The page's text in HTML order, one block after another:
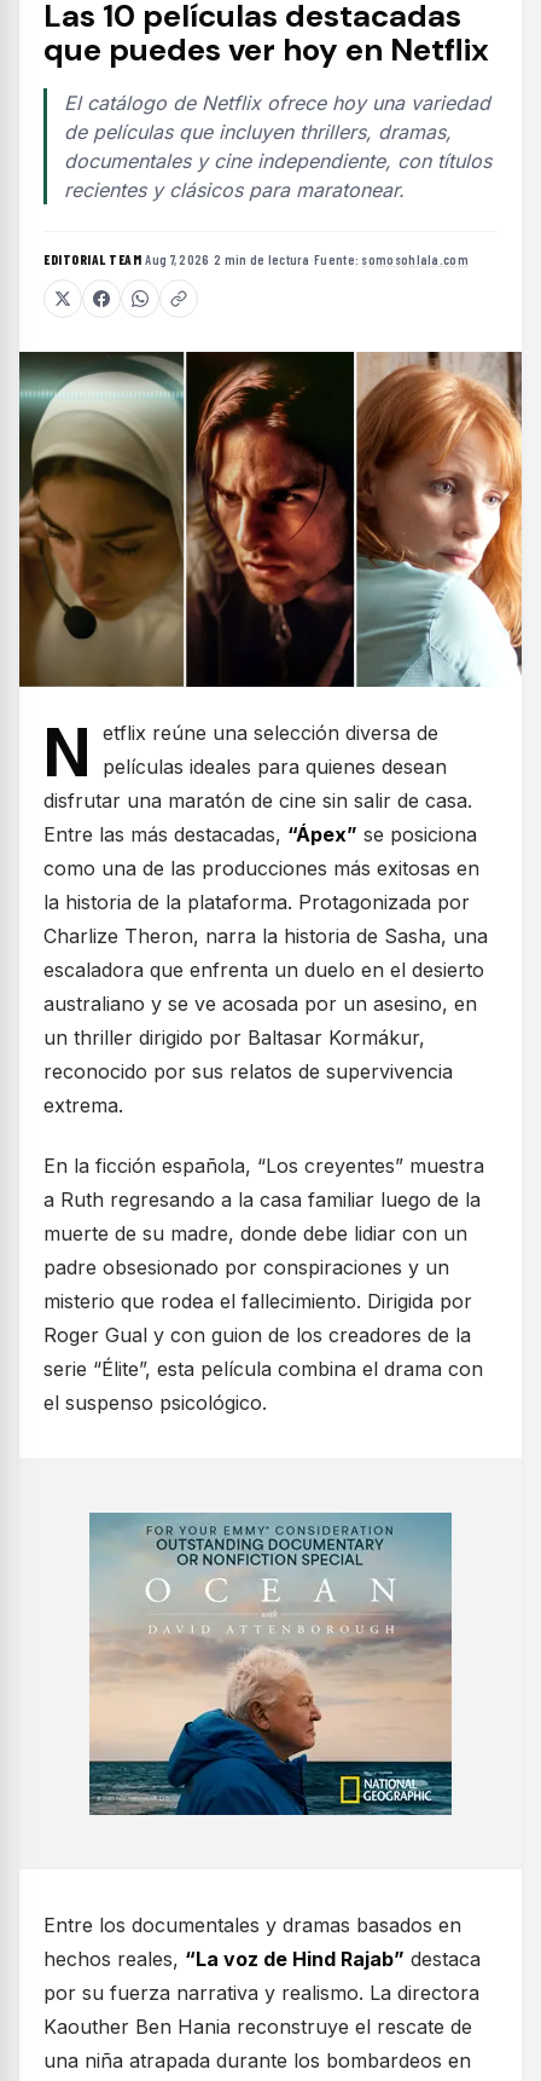
Las 10 películas destacadas
que puedes ver hoy en Netflix
El catálogo de Netflix ofrece hoy una variedad
de películas que incluyen thrillers, dramas,
documentales y cine independiente, con títulos
recientes y clásicos para maratonear.
EDITORIAL TEAM·Aug 7, 2026 ·2 min de lectura ·Fuente: somosohlala.com
N
etflix reúne una selección diversa de
películas ideales para quienes desean
disfrutar una maratón de cine sin salir de casa.
Entre las más destacadas, “Ápex” se posiciona
como una de las producciones más exitosas en
la historia de la plataforma. Protagonizada por
Charlize Theron, narra la historia de Sasha, una
escaladora que enfrenta un duelo en el desierto
australiano y se ve acosada por un asesino, en
un thriller dirigido por Baltasar Kormákur,
reconocido por sus relatos de supervivencia
extrema.
En la ficción española, “Los creyentes” muestra
a Ruth regresando a la casa familiar luego de la
muerte de su madre, donde debe lidiar con un
padre obsesionado por conspiraciones y un
misterio que rodea el fallecimiento. Dirigida por
Roger Gual y con guion de los creadores de la
serie “Élite”, esta película combina el drama con
el suspenso psicológico.
Entre los documentales y dramas basados en
hechos reales, “La voz de Hind Rajab” destaca
por su fuerza narrativa y realismo. La directora
Kaouther Ben Hania reconstruye el rescate de
una niña atrapada durante los bombardeos en